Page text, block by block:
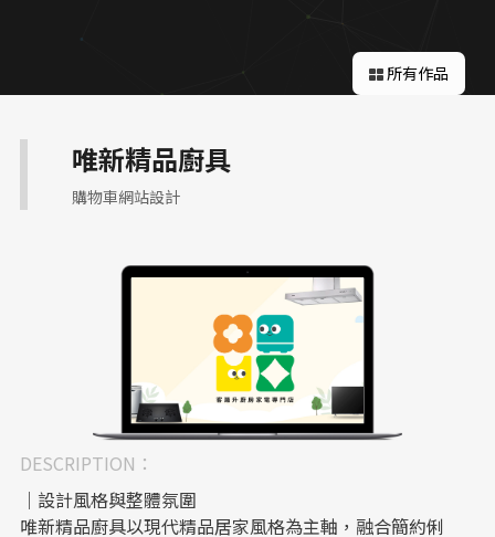
所有作品
唯新精品廚具
購物車網站設計
DESCRIPTION：
｜設計風格與整體氛圍
唯新精品廚具以現代精品居家風格為主軸，融合簡約俐